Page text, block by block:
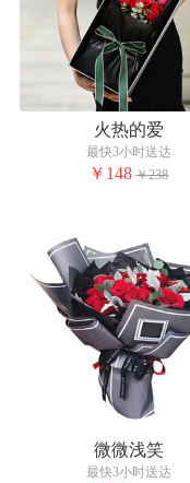
火热的爱
最快3小时送达
￥148 ￥238
微微浅笑
最快3小时送达